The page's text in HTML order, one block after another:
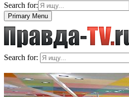
Search for:
Primary Menu
Search for: